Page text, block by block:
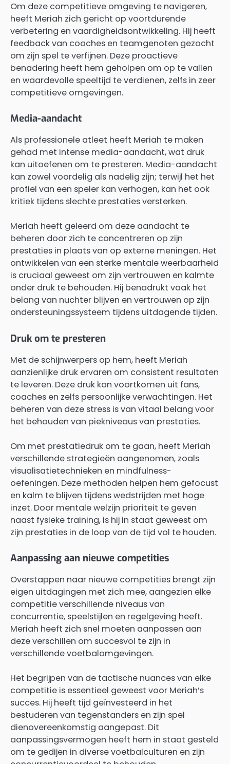
Om deze competitieve omgeving te navigeren,
heeft Meriah zich gericht op voortdurende
verbetering en vaardigheidsontwikkeling. Hij heeft
feedback van coaches en teamgenoten gezocht
om zijn spel te verfijnen. Deze proactieve
benadering heeft hem geholpen om op te vallen
en waardevolle speeltijd te verdienen, zelfs in zeer
competitieve omgevingen.
Media-aandacht
Als professionele atleet heeft Meriah te maken
gehad met intense media-aandacht, wat druk
kan uitoefenen om te presteren. Media-aandacht
kan zowel voordelig als nadelig zijn; terwijl het het
profiel van een speler kan verhogen, kan het ook
kritiek tijdens slechte prestaties versterken.
Meriah heeft geleerd om deze aandacht te
beheren door zich te concentreren op zijn
prestaties in plaats van op externe meningen. Het
ontwikkelen van een sterke mentale weerbaarheid
is cruciaal geweest om zijn vertrouwen en kalmte
onder druk te behouden. Hij benadrukt vaak het
belang van nuchter blijven en vertrouwen op zijn
ondersteuningssysteem tijdens uitdagende tijden.
Druk om te presteren
Met de schijnwerpers op hem, heeft Meriah
aanzienlijke druk ervaren om consistent resultaten
te leveren. Deze druk kan voortkomen uit fans,
coaches en zelfs persoonlijke verwachtingen. Het
beheren van deze stress is van vitaal belang voor
het behouden van piekniveaus van prestaties.
Om met prestatiedruk om te gaan, heeft Meriah
verschillende strategieën aangenomen, zoals
visualisatietechnieken en mindfulness-
oefeningen. Deze methoden helpen hem gefocust
en kalm te blijven tijdens wedstrijden met hoge
inzet. Door mentale welzijn prioriteit te geven
naast fysieke training, is hij in staat geweest om
zijn prestaties in de loop van de tijd vol te houden.
Aanpassing aan nieuwe competities
Overstappen naar nieuwe competities brengt zijn
eigen uitdagingen met zich mee, aangezien elke
competitie verschillende niveaus van
concurrentie, speelstijlen en regelgeving heeft.
Meriah heeft zich snel moeten aanpassen aan
deze verschillen om succesvol te zijn in
verschillende voetbalomgevingen.
Het begrijpen van de tactische nuances van elke
competitie is essentieel geweest voor Meriah’s
succes. Hij heeft tijd geïnvesteerd in het
bestuderen van tegenstanders en zijn spel
dienovereenkomstig aangepast. Dit
aanpassingsvermogen heeft hem in staat gesteld
om te gedijen in diverse voetbalculturen en zijn